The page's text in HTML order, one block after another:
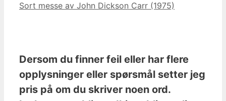
Sort messe av John Dickson Carr (1975)
Dersom du finner feil eller har flere
opplysninger eller spørsmål setter jeg
pris på om du skriver noen ord.